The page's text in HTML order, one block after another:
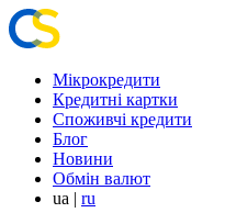
Мікрокредити
Кредитні картки
Споживчі кредити
Блог
Новини
Обмін валют
ua | ru